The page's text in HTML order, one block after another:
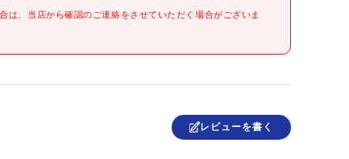
は、当店から確認のご連絡をさせていただく場合がございま
レビューを書く